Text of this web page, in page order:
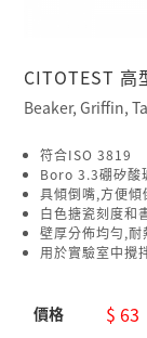
CITOTEST
Beaker, Griffin,
符合ISO 3819
Boro 3.3硼矽酸
具傾倒嘴,方便傾
白色搪瓷刻度和
壁厚分佈均勻,耐
用於實驗室中攪
價格 $ 63